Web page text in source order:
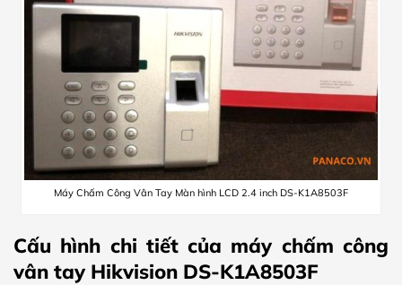
Máy Chấm Công Vân Tay Màn hình LCD 2.4 inch DS-K1A8503F
Cấu hình chi tiết của máy chấm công
vân tay Hikvision DS-K1A8503F